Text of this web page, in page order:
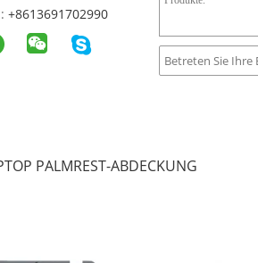
+8613691702990
PALMREST-ABDECKUNG